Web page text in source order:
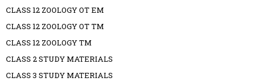
CLASS 12 ZOOLOGY OT EM
CLASS 12 ZOOLOGY OT TM
CLASS 12 ZOOLOGY TM
CLASS 2 STUDY MATERIALS
CLASS 3 STUDY MATERIALS